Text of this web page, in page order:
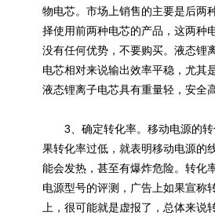
物电芯。市场上销售的主要是后两
择使用前两种电芯的产品，这两种
没有任何优势，不要购买。液态锂
电芯相对来说输出效率平稳，尤其
液态锂离子电芯具有重量轻，安全
3、确定转化率。移动电源的转
果转化率过低，就表明移动电源的
能会发热，甚至有爆炸危险。转化
电源型号的评测，广告上如果宣称
上，很可能就是虚报了，总体来说